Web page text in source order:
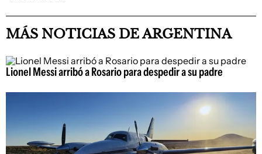
MÁS NOTICIAS DE ARGENTINA
Lionel Messi arribó a Rosario para despedir a su padre